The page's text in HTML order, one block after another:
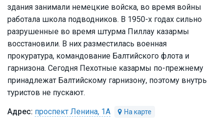
здания занимали немецкие войска, во время войны
работала школа подводников. В 1950-х годах сильно
разрушенные во время штурма Пиллау казармы
восстановили. В них разместилась военная
прокуратура, командование Балтийского флота и
гарнизона. Сегодня Пехотные казармы по-прежнему
принадлежат Балтийскому гарнизону, поэтому внутрь
туристов не пускают.
проспект Ленина, 1А